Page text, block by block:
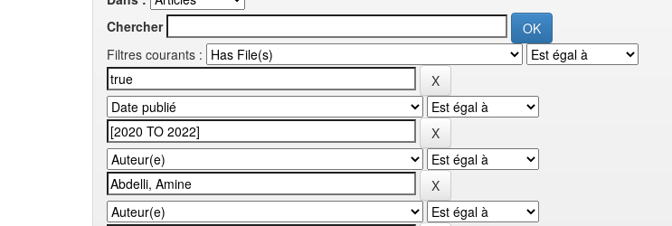
Chercher
Filtres courants :